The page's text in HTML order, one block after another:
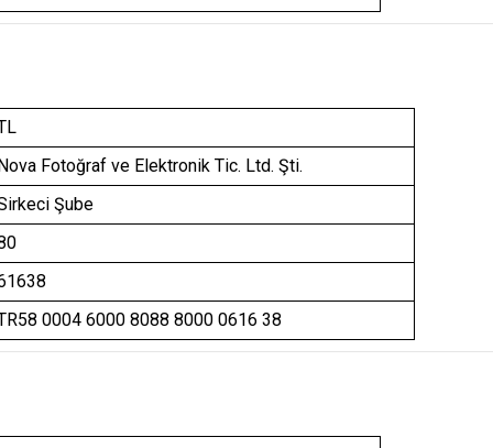
Fotoğraf ve Elektronik Tic. Ltd. Şti.
Şube
0004 6000 8088 8000 0616 38